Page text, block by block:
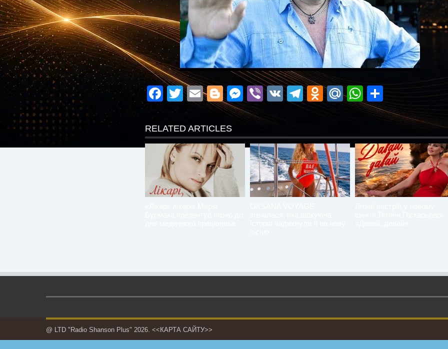
Facebook
Twitter
EmailBlogger
Messenger
Viber
VKTelegram
Odnoklassniki
Mail.Ru
WhatsApp
RELATED ARTICLES
@ LTD "Radio Shanson Plus" 2026. <<КАРТА САЙТУ>>